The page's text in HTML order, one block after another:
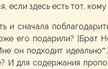
если здесь есть тот,
сначала
его подарили? [Брат
он подходит
И для содержания